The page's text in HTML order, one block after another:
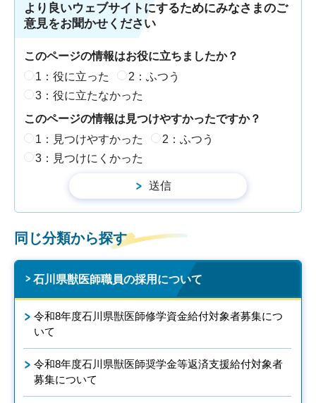
より良いウェブサイトにするためにみなさまのご
意見をお聞かせください
このページの情報はお役に立ちましたか？
1：役に立った
2：ふつう
3：役に立たなかった
このページの情報は見つけやすかったですか？
1：見つけやすかった
2：ふつう
3：見つけにくかった
同じ分類から探す
石川県獣医師職員の採用について
令和8年度石川県獣医師修学資金給付対象者募集につ
いて
令和8年度石川県獣医師奨学金等返済支援給付対象者
募集について